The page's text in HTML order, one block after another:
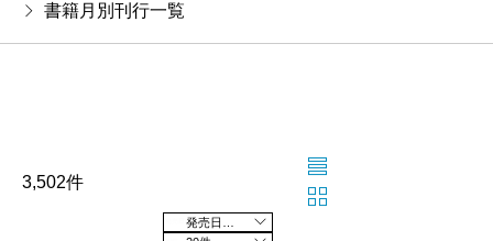
書籍月別刊行一覧
3,502件